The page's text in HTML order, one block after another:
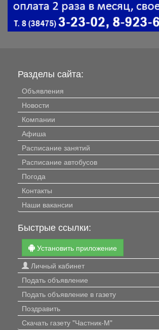
Разделы сайта:
Объявления
Новости
Компании
Афиша
Расписание занятий
Расписание автобусов
Погода
Контакты
Наши вакансии
Быстрые ссылки:
Установить приложение
Личный кабинет
Подать объявление
Подать объявление в газету
Поздравить
Скачать газету "Частник-М"